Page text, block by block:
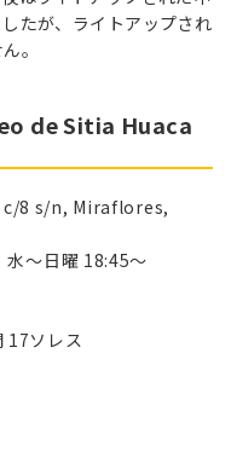
たが、ライトアップされ
。
de Sitia Huaca
8 s/n, Miraflores,
水～日曜 18:45～
17ソレス